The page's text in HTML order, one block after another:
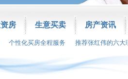
房 生意买卖 房产资讯
个性化买房全程服务 推荐张红伟的六大